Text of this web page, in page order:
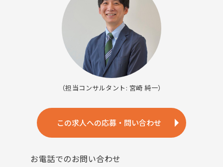
（担当コンサルタント: 宮崎 純一）
この求人への応募・問い合わせ
お電話でのお問い合わせ